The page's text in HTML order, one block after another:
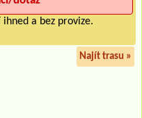
a bez provize.
Najít trasu »